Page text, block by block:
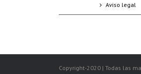
Aviso legal
Copyright-2020 | Todas las